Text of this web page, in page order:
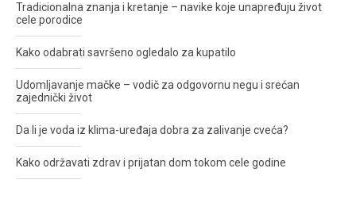
Tradicionalna znanja i kretanje – navike koje unapređuju život
cele porodice
Kako odabrati savršeno ogledalo za kupatilo
Udomljavanje mačke – vodič za odgovornu negu i srećan
zajednički život
Da li je voda iz klima-uređaja dobra za zalivanje cveća?
Kako održavati zdrav i prijatan dom tokom cele godine